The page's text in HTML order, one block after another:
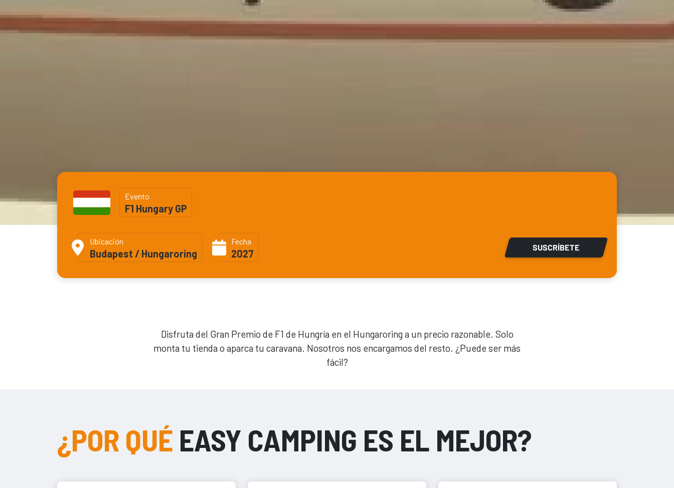
Evento
F1 Hungary GP
Ubicación
Budapest / Hungaroring
Fecha
2027
SUSCRÍBETE
Disfruta del Gran Premio de F1 de Hungría en el Hungaroring a un precio razonable. Solo
monta tu tienda o aparca tu caravana. Nosotros nos encargamos del resto. ¿Puede ser más
fácil?
¿POR QUÉ EASY CAMPING ES EL MEJOR?